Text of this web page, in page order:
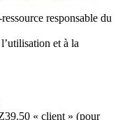
responsable du
’utilisation et à la
« client » (pour